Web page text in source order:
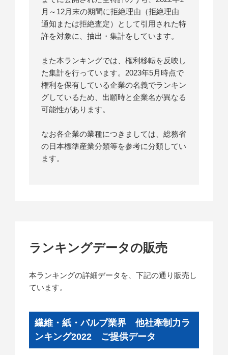
月～12月末の期間に拒絶理由（拒絶理由
通知または拒絶査定）として引用された特
許を対象に、抽出・集計をしています。
また本ランキングでは、権利移転を反映し
た集計を行っています。2023年5月時点で
権利を保有している企業の名義でランキン
グしているため、出願時と企業名が異なる
可能性があります。
なお各企業の業種につきましては、総務省
の日本標準産業分類等を参考に分類してい
ます。
ランキングデータの販売
本ランキングの詳細データを、下記の通り販売し
ています。
繊維・紙・パルプ業界 他社牽制力ラ
ンキング2022 ご提供データ